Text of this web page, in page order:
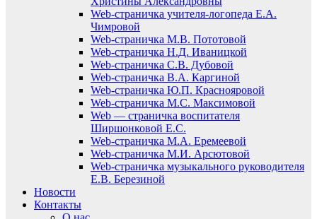
Web-страничка учителя-логопеда Е.А.
Чимровой
Web-страничка М.В. Пототовой
Web-страничка Н.Д. Иваницкой
Web-страничка С.В. Дубовой
Web-страничка В.А. Каргиной
Web-страничка Ю.П. Краснояровой
Web-страничка М.С. Максимовой
Web — страничка воспитателя
Ширшонковой Е.С.
Web-страничка М.А. Еремеевой
Web-страничка М.И. Арсютовой
Web-страничка музыкального руководителя
Е.В. Березиной
Новости
Контакты